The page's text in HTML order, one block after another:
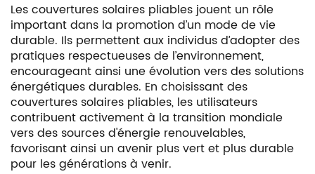
Les couvertures solaires pliables jouent un rôle
important dans la promotion d’un mode de vie
durable. Ils permettent aux individus d’adopter des
pratiques respectueuses de l’environnement,
encourageant ainsi une évolution vers des solutions
énergétiques durables. En choisissant des
couvertures solaires pliables, les utilisateurs
contribuent activement à la transition mondiale
vers des sources d'énergie renouvelables,
favorisant ainsi un avenir plus vert et plus durable
pour les générations à venir.